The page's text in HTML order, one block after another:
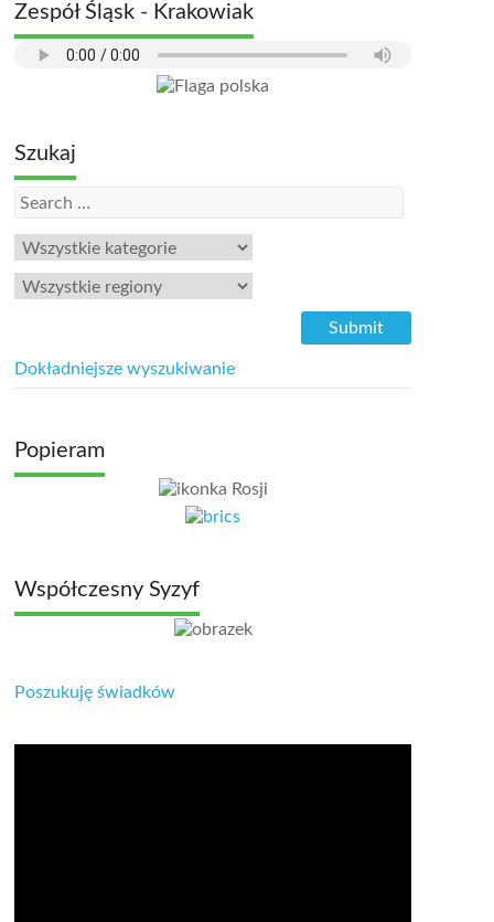
Zespół Śląsk - Krakowiak
Szukaj
Dokładniejsze wyszukiwanie
Popieram
Współczesny Syzyf
Poszukuję świadków